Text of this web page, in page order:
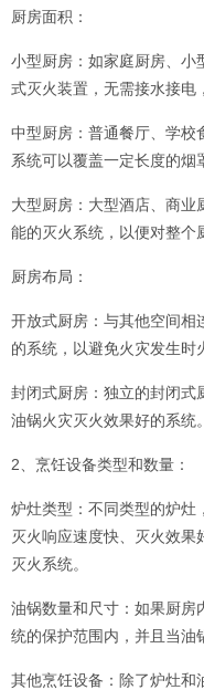
厨房面积：
小型厨房：如家庭厨房、小
式灭火装置，无需接水接电
中型厨房：普通餐厅、学校
系统可以覆盖一定长度的
大型厨房：大型酒店、商
能的灭火系统，以便对整个
厨房布局：
开放式厨房：与其他空间相
的系统，以避免火灾发生时
封闭式厨房：独立的封闭式
油锅火灾灭火效果好的系统。
2、烹饪设备类型和数量：
炉灶类型：不同类型的炉灶
灭火响应速度快、灭火效
灭火系统。
油锅数量和尺寸：如果厨房
统的保护范围内，并且当油
其他烹饪设备：除了炉灶和